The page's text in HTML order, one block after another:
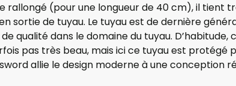
rallongé (pour une longueur de 40 cm), il tient
sortie de tuyau. Le tuyau est de dernière
qualité dans le domaine du tuyau.
pas très beau, mais ici ce tuyau est
allie le design moderne à une conception